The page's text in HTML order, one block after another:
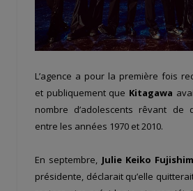
L’agence a pour la première fois
et publiquement que Kitagawa
nombre d’adolescents rêvant de
entre les années 1970 et 2010.
En septembre, Julie Keiko
présidente, déclarait qu’elle